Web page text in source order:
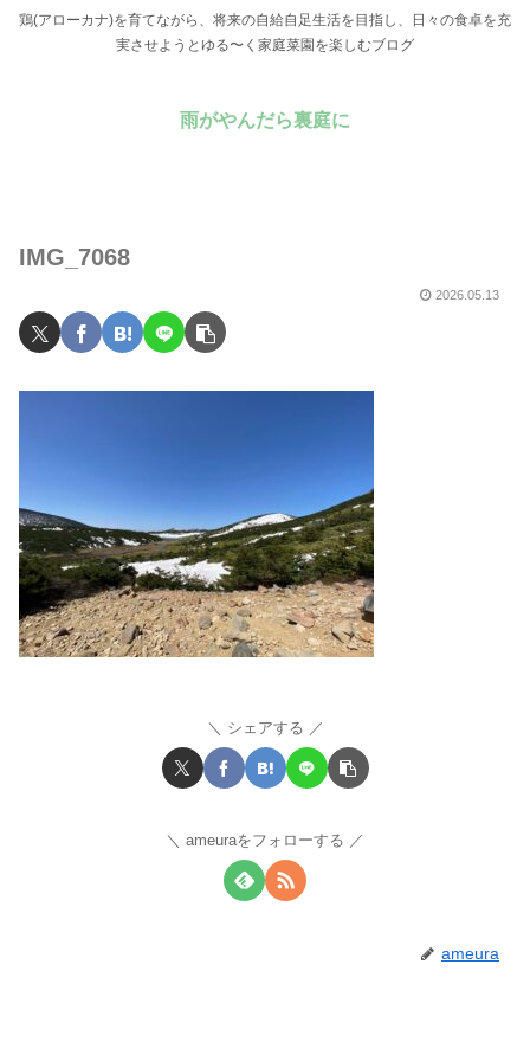
鶏(アローカナ)を育てながら、将来の自給自足生活を目指し、日々の食卓を充
実させようとゆる〜く家庭菜園を楽しむブログ
雨がやんだら裏庭に
IMG_7068
2026.05.13
シェアする
ameuraをフォローする
ameura